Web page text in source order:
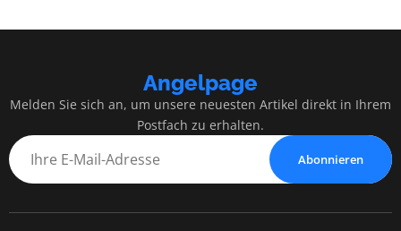
Angelpage
Melden Sie sich an, um unsere neuesten Artikel direkt in Ihrem
Postfach zu erhalten.
Abonnieren